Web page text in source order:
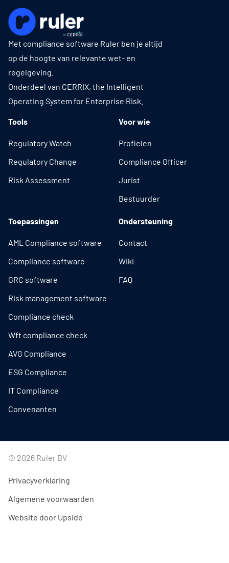
Met compliance software Ruler ben je altijd
op de hoogte van relevante wet- en
regelgeving.
Onderdeel van CERRIX, the Intelligent
Operating System for Enterprise Risk.
Tools
Regulatory Watch
Regulatory Change
Risk Assessment
Voor wie
Profielen
Compliance Officer
Jurist
Bestuurder
Toepassingen
AML Compliance software
Compliance software
GRC software
Risk management software
Compliance check
Wft compliance check
AVG Compliance
ESG Compliance
IT Compliance
Convenanten
Ondersteuning
Contact
Wiki
FAQ
© 2026 Ruler BV
Privacyverklaring
Algemene voorwaarden
Website door Upside